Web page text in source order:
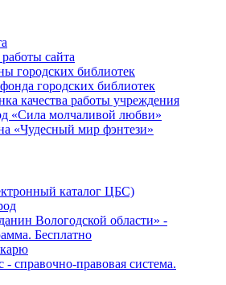
сайта
городских библиотек
городских библиотек
качества работы учреждения
«Сила молчаливой любви»
«Чудесный мир фэнтези»
каталог ЦБС)
Вологодской области» -
Бесплатно
справочно-правовая система.